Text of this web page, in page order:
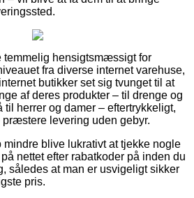
temmelig hensigtsmæssigt for
fra diverse internet varehuse,
butikker set sig tvunget til at
af deres produkter – til drenge og
til herrer og damer – eftertrykkeligt,
levering uden gebyr.
mindre blive lukrativt at tjekke nogle
nettet efter rabatkoder på inden du
således at man er usvigeligt sikker
pris.